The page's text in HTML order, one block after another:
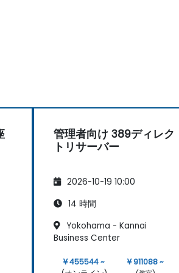
管理者向け 389ディレク
トリサーバー
2026-10-19 10:00
14 時間
Yokohama - Kannai
Business Center
¥ 455544 ~
¥ 911088 ~